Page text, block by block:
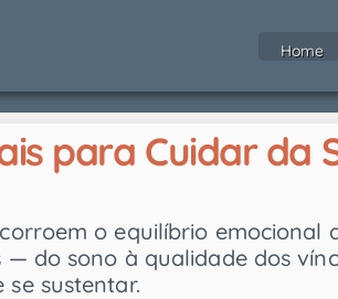
Home
para Cuidar da
o equilíbrio emocional
— do sono à qualidade dos
sustentar.